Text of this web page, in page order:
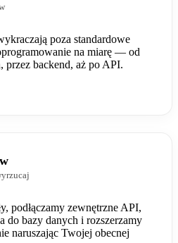
poza standardowe
na miarę — od
przez backend, aż po API.
podłączamy zewnętrzne API,
do bazy danych i rozszerzamy
naruszając Twojej obecnej